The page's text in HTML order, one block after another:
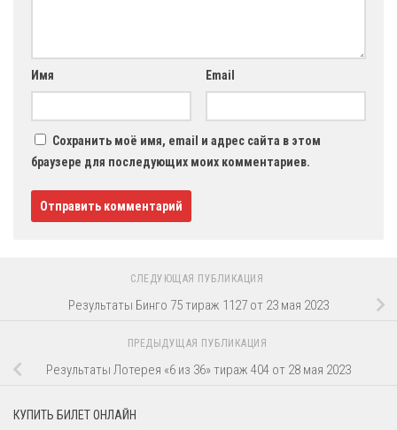
Имя Email
Сохранить моё имя, email и адрес сайта в этом
браузере для последующих моих комментариев.
СЛЕДУЮЩАЯ ПУБЛИКАЦИЯ
Результаты Бинго 75 тираж 1127 от 23 мая 2023
ПРЕДЫДУЩАЯ ПУБЛИКАЦИЯ
Результаты Лотерея «6 из 36» тираж 404 от 28 мая 2023
КУПИТЬ БИЛЕТ ОНЛАЙН